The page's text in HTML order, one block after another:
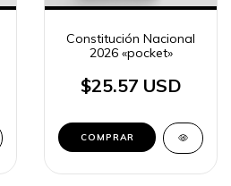
Constitución Nacional
2026 «pocket»
$25.57 USD
COMPRAR